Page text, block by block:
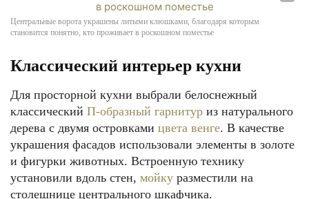
Центральные ворота украшены литыми клюшками, благодаря которым
становится понятно, кто проживает в роскошном поместье
Классический интерьер кухни
Для просторной кухни выбрали белоснежный
классический П-образный гарнитур из натурального
дерева с двумя островками цвета венге. В качестве
украшения фасадов использовали элементы в золоте
и фигурки животных. Встроенную технику
установили вдоль стен, мойку разместили на
столешнице центрального шкафчика.